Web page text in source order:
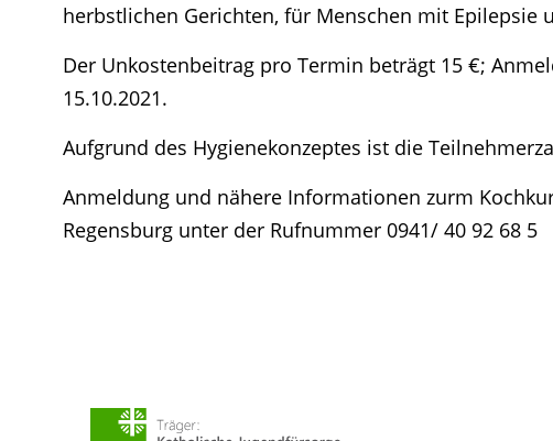
herbstlichen Gerichten, für Menschen mit Epilepsie
Der Unkostenbeitrag pro Termin beträgt 15 €;
15.10.2021.
Aufgrund des Hygienekonzeptes ist die
Anmeldung und nähere Informationen zurm
Regensburg unter der Rufnummer 0941/ 40 92 68 5